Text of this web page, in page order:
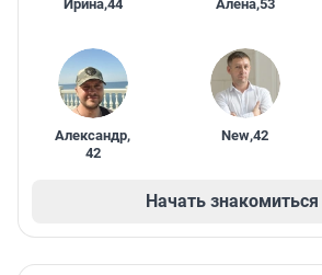
Ирина,44 Алена,53
Александр,
42
New,42
Начать знакомиться